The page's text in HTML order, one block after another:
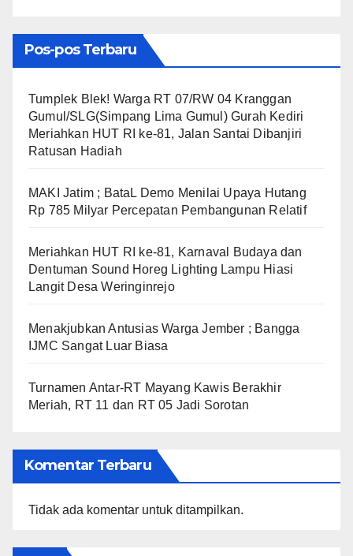
Pos-pos Terbaru
Tumplek Blek! Warga RT 07/RW 04 Kranggan
Gumul/SLG(Simpang Lima Gumul) Gurah Kediri
Meriahkan HUT RI ke-81, Jalan Santai Dibanjiri
Ratusan Hadiah
MAKI Jatim ; BataL Demo Menilai Upaya Hutang
Rp 785 Milyar Percepatan Pembangunan Relatif
Meriahkan HUT RI ke-81, Karnaval Budaya dan
Dentuman Sound Horeg Lighting Lampu Hiasi
Langit Desa Weringinrejo
Menakjubkan Antusias Warga Jember ; Bangga
IJMC Sangat Luar Biasa
Turnamen Antar-RT Mayang Kawis Berakhir
Meriah, RT 11 dan RT 05 Jadi Sorotan
Komentar Terbaru
Tidak ada komentar untuk ditampilkan.